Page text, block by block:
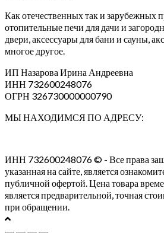
Как отечественных так и зарубежных
отопительные печи для дачи и
двери, аксессуары для бани и сауны,
многое другое.
ИП Назарова Ирина Андреевна⁠
ИНН 732600248076
ОГРН 326730000000790
МЫ НАХОДИМСЯ ПО АДРЕСУ:
ИНН 732600248076 © - Все права
указанная на сайте, является
публичной офертой. Цена товара
является предварительной, точная
при обращении.